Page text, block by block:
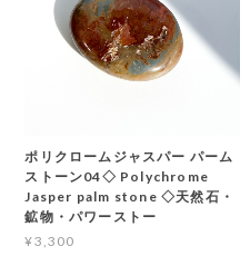
ポリクロームジャスパー パーム
ストーン04◇ Polychrome
Jasper palm stone ◇天然石・
鉱物・パワーストー
¥3,300